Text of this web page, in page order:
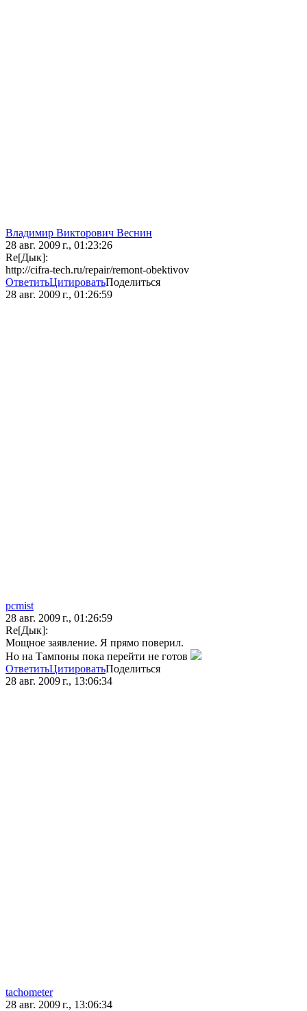
Владимир Викторович Веснин
28 авг. 2009 г., 01:23:26
Re[Дык]:
http://cifra-tech.ru/repair/remont-obektivov
ОтветитьЦитироватьПоделиться
28 авг. 2009 г., 01:26:59
pcmist
28 авг. 2009 г., 01:26:59
Re[Дык]:
Мощное заявление. Я прямо поверил.
Но на Тампоны пока перейти не готов
ОтветитьЦитироватьПоделиться
28 авг. 2009 г., 13:06:34
tachometer
28 авг. 2009 г., 13:06:34